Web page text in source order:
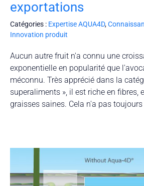
exportations
Catégories : Expertise AQUA4D,
Innovation produit
Aucun autre fruit n'a connu une
exponentielle en popularité que
méconnu. Très apprécié dans la
superaliments », il est riche en fibres,
graisses saines. Cela n'a pas toujours